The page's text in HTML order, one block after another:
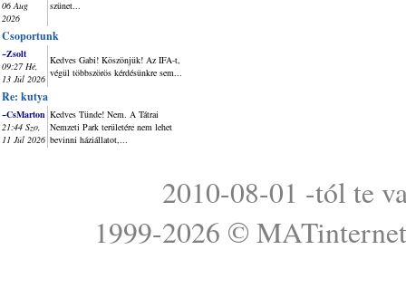
06 Aug
2026
szünet...
Csoportunk
~Zsolt
09:27 Hé,
13 Júl 2026
Kedves Gabi! Köszönjük! Az IFA-t,
végül többszörös kérdésünkre sem...
Re: kutya
~CsMarton
21:44 Szo,
11 Júl 2026
Kedves Tünde! Nem. A Tátrai
Nemzeti Park területére nem lehet
bevinni háziállatot,...
2010-08-01 -tól te
1999-2026 © MATinternet